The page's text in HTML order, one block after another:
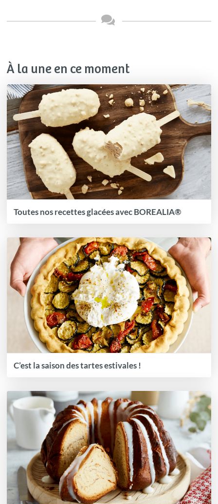
À la une en ce moment
Toutes nos recettes glacées avec BOREALIA®
C’est la saison des tartes estivales !